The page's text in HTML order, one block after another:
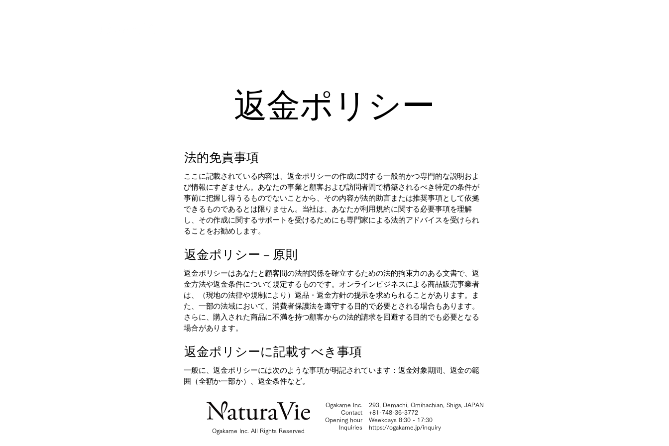
返金ポリシー
法的免責事項
ここに記載されている内容は、返金ポリシーの作成に関する一般的かつ専門的な説明およ
び情報にすぎません。あなたの事業と顧客および訪問者間で構築されるべき特定の条件が
事前に把握し得うるものでないことから、その内容が法的助言または推奨事項として依拠
できるものであるとは限りません。当社は、あなたが利用規約に関する必要事項を理解
し、その作成に関するサポートを受けるためにも専門家による法的アドバイスを受けられ
ることをお勧めします。
返金ポリシー – 原則
返金ポリシーはあなたと顧客間の法的関係を確立するための法的拘束力のある文書で、返
金方法や返金条件について規定するものです。オンラインビジネスによる商品販売事業者
は、（現地の法律や規制により）返品・返金方針の提示を求められることがあります。ま
た、一部の法域において、消費者保護法を遵守する目的で必要とされる場合もあります。
さらに、購入された商品に不満を持つ顧客からの法的請求を回避する目的でも必要となる
場合があります。
返金ポリシーに記載すべき事項
一般に、返金ポリシーには次のような事項が明記されています：返金対象期間、返金の範
囲（全額か一部か）、返金条件など。
Ogakame Inc. All Rights Reserved
Ogakame Inc.
Contact
Opening hour
Inquiries
293, Demachi, Omihachian, Shiga, JAPAN
+81-748-36-3772
Weekdays 8:30 - 17:30
https://ogakame.jp/inquiry